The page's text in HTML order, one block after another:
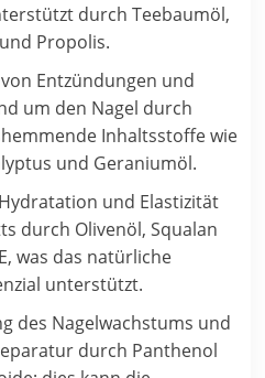
durch Teebaumöl,
Propolis.
Entzündungen und
um den Nagel durch
Inhaltsstoffe wie
und Geraniumöl.
und Elastizität
durch Olivenöl, Squalan
was das natürliche
unterstützt.
des Nagelwachstums und
durch Panthenol